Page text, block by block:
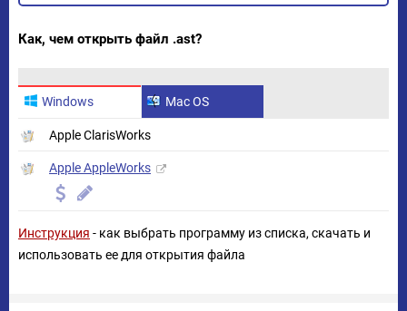
Как, чем открыть файл .ast?
Windows Mac OS
Apple ClarisWorks
Apple AppleWorks
Инструкция - как выбрать программу из списка, скачать и
использовать ее для открытия файла